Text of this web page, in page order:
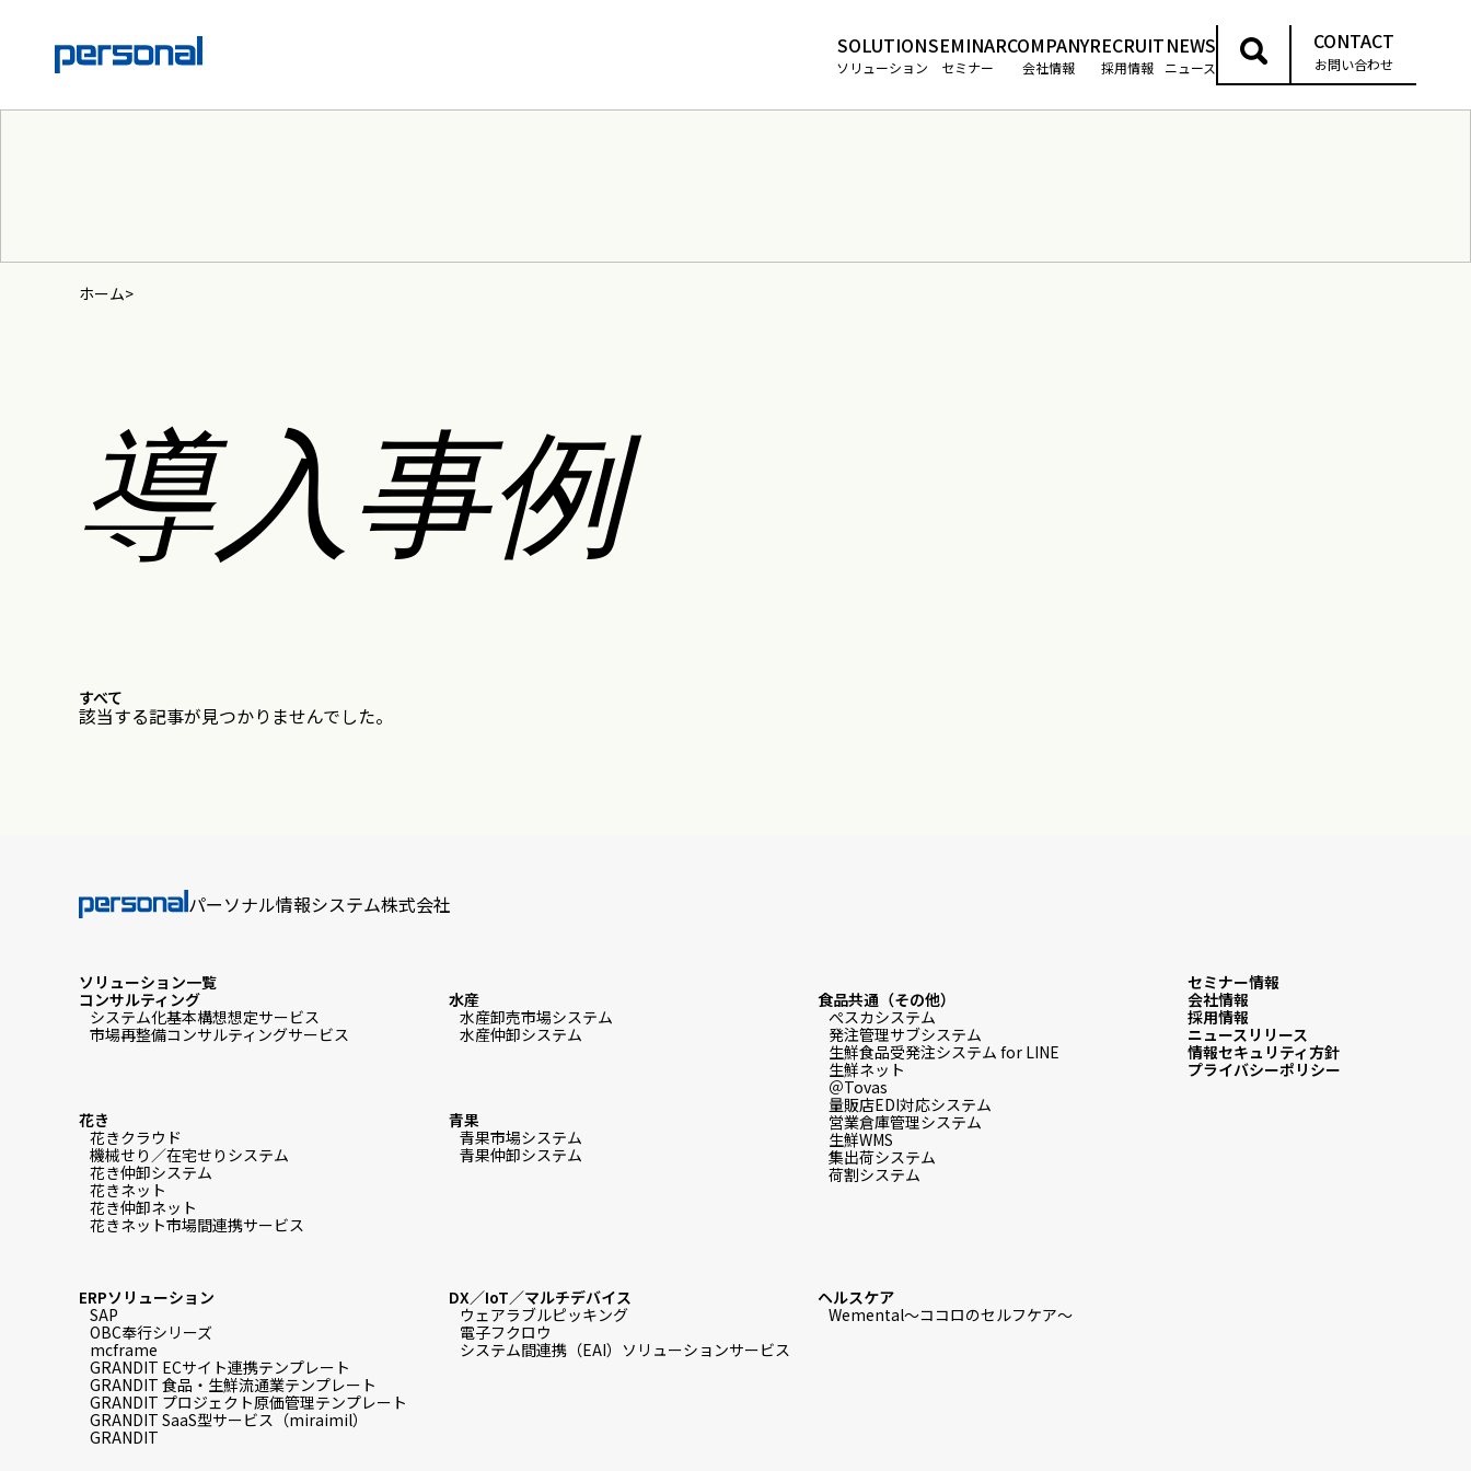
SOLUTION
ソリューション
SEMINAR
セミナー
COMPANY
会社情報
RECRUIT
採用情報
NEWS
ニュース
CONTACT
お問い合わせ
ホーム
導入事例
すべて
該当する記事が見つかりませんでした。
パーソナル情報システム株式会社
ソリューション一覧
コンサルティング
システム化基本構想想定サービス
市場再整備コンサルティングサービス
水産
水産卸売市場システム
水産仲卸システム
食品共通（その他）
ぺスカシステム
発注管理サブシステム
生鮮食品受発注システム for LINE
生鮮ネット
＠Tovas
量販店EDI対応システム
営業倉庫管理システム
生鮮WMS
集出荷システム
荷割システム
花き
花きクラウド
機械せり／在宅せりシステム
花き仲卸システム
花きネット
花き仲卸ネット
花きネット市場間連携サービス
青果
青果市場システム
青果仲卸システム
セミナー情報
会社情報
採用情報
ニュースリリース
情報セキュリティ方針
プライバシーポリシー
ERPソリューション
SAP
OBC奉行シリーズ
mcframe
GRANDIT ECサイト連携テンプレート
GRANDIT 食品・生鮮流通業テンプレート
GRANDIT プロジェクト原価管理テンプレート
GRANDIT SaaS型サービス（miraimil）
GRANDIT
DX／IoT／マルチデバイス
ウェアラブルピッキング
電子フクロウ
システム間連携（EAI）ソリューションサービス
ヘルスケア
Wemental～ココロのセルフケア～